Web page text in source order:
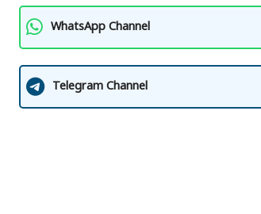
WhatsApp Channel
Telegram Channel